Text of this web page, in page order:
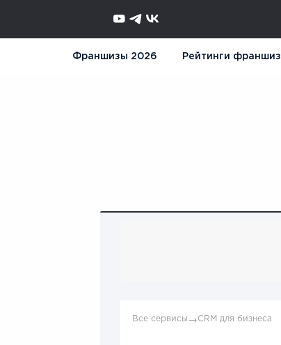
Франшизы 2026 Рейтинги франшиз
Все сервисы →CRM для бизнеса